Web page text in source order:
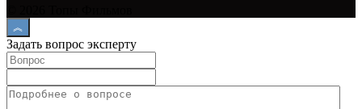
Задать вопрос эксперту